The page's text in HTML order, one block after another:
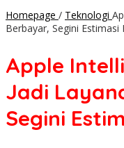
Homepage / Teknologi
Berbayar, Segini Estimasi
Apple
Jadi
Segini